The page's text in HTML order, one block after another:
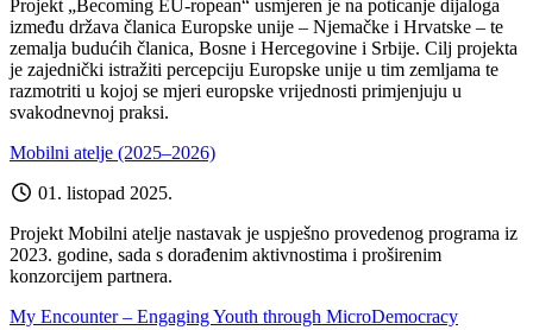
Projekt „Becoming EU-ropean“ usmjeren je na poticanje dijaloga
između država članica Europske unije – Njemačke i Hrvatske – te
zemalja budućih članica, Bosne i Hercegovine i Srbije. Cilj projekta
je zajednički istražiti percepciju Europske unije u tim zemljama te
razmotriti u kojoj se mjeri europske vrijednosti primjenjuju u
svakodnevnoj praksi.
Mobilni atelje (2025–2026)
01. listopad 2025.
Projekt Mobilni atelje nastavak je uspješno provedenog programa iz
2023. godine, sada s dorađenim aktivnostima i proširenim
konzorcijem partnera.
My Encounter – Engaging Youth through MicroDemocracy